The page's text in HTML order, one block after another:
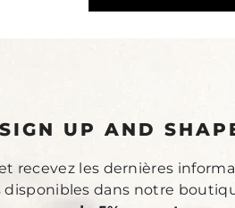
UP AND
recevez les dernières
disponibles dans notre